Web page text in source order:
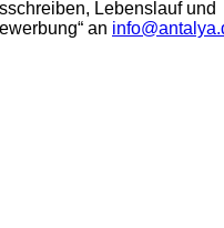
Lebenslauf und
an